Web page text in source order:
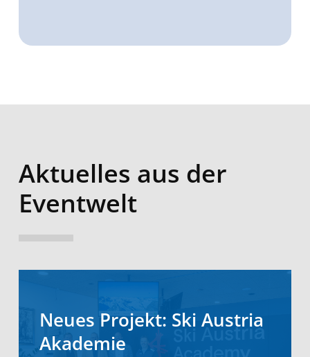
Aktuelles aus der
Eventwelt
Neues Projekt: Ski Austria
Akademie